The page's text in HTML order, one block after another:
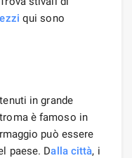
qui sono
in grande
è famoso in
può essere
paese. Dalla città, i